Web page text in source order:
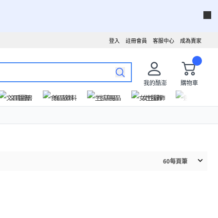
成為賣家
客服中心
註冊會員
登入
我的酷澎
購物車
文具圖書
食品飲料 生活用品 女性服飾
60每頁筆